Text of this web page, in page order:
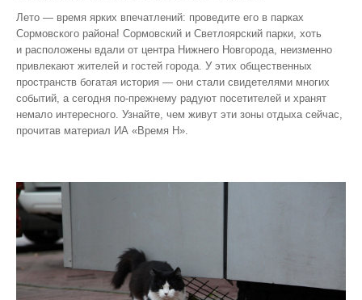
Лето — время ярких впечатлений: проведите его в парках
Сормовского района! Сормовский и Светлоярский парки, хоть
и расположены вдали от центра Нижнего Новгорода, неизменно
привлекают жителей и гостей города. У этих общественных
пространств богатая история — они стали свидетелями многих
событий, а сегодня по‑прежнему радуют посетителей и хранят
немало интересного. Узнайте, чем живут эти зоны отдыха сейчас,
прочитав материал ИА «Время Н».